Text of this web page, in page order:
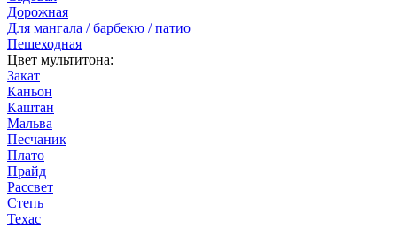
Дорожная
Для мангала / барбекю / патио
Пешеходная
Цвет мультитона:
Закат
Каньон
Каштан
Мальва
Песчаник
Плато
Прайд
Рассвет
Степь
Техас